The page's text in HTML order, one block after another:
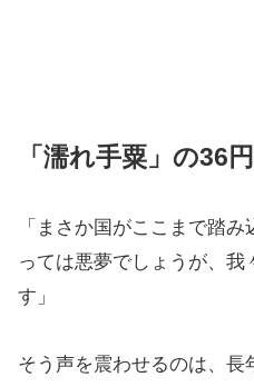
「濡れ手粟」の36
「まさか国がここまで踏
っては悪夢でしょうが、
す」
そう声を震わせるのは、長